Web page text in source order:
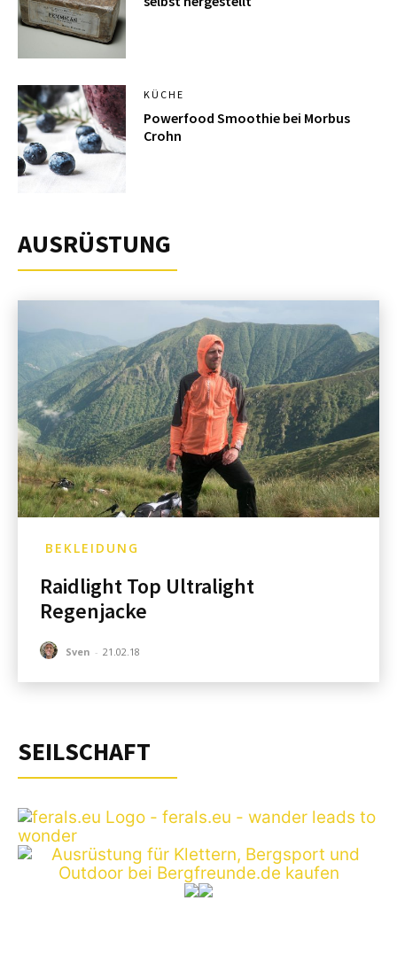
KÜCHE
Powerfood Smoothie bei Morbus
Crohn
AUSRÜSTUNG
BEKLEIDUNG
Raidlight Top Ultralight
Regenjacke
Sven - 21.02.18
SEILSCHAFT